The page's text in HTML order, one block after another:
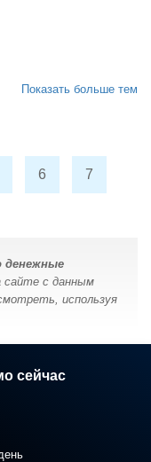
Показать больше тем
6 7
сайте с данным
используя
сейчас